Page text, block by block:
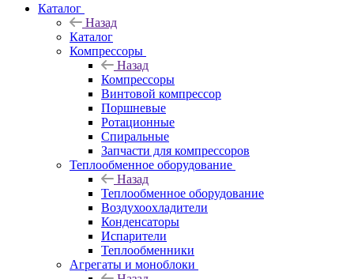
Каталог
Назад
Каталог
Компрессоры
Назад
Компрессоры
Винтовой компрессор
Поршневые
Ротационные
Спиральные
Запчасти для компрессоров
Теплообменное оборудование
Назад
Теплообменное оборудование
Воздухоохладители
Конденсаторы
Испарители
Теплообменники
Агрегаты и моноблоки